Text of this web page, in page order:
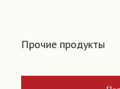
Прочие продукты